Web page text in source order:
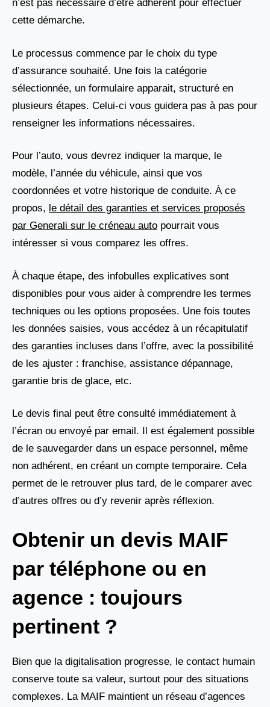
n’est pas nécessaire d’être adhérent pour effectuer
cette démarche.
Le processus commence par le choix du type
d’assurance souhaité. Une fois la catégorie
sélectionnée, un formulaire apparait, structuré en
plusieurs étapes. Celui-ci vous guidera pas à pas pour
renseigner les informations nécessaires.
Pour l’auto, vous devrez indiquer la marque, le
modèle, l’année du véhicule, ainsi que vos
coordonnées et votre historique de conduite. À ce
propos, le détail des garanties et services proposés
par Generali sur le créneau auto pourrait vous
intéresser si vous comparez les offres.
À chaque étape, des infobulles explicatives sont
disponibles pour vous aider à comprendre les termes
techniques ou les options proposées. Une fois toutes
les données saisies, vous accédez à un récapitulatif
des garanties incluses dans l’offre, avec la possibilité
de les ajuster : franchise, assistance dépannage,
garantie bris de glace, etc.
Le devis final peut être consulté immédiatement à
l’écran ou envoyé par email. Il est également possible
de le sauvegarder dans un espace personnel, même
non adhérent, en créant un compte temporaire. Cela
permet de le retrouver plus tard, de le comparer avec
d’autres offres ou d’y revenir après réflexion.
Obtenir un devis MAIF
par téléphone ou en
agence : toujours
pertinent ?
Bien que la digitalisation progresse, le contact humain
conserve toute sa valeur, surtout pour des situations
complexes. La MAIF maintient un réseau d’agences